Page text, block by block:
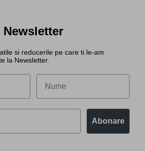
Newsletter
si reducerile pe care ti le-am
la Newsletter.
Abonare